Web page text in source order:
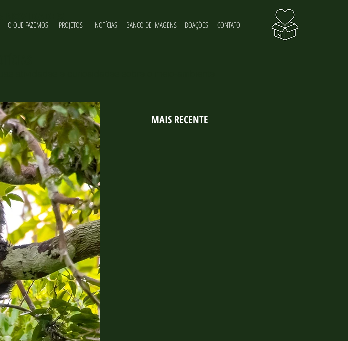
MAIS RECENTE
O QUE FAZEMOS PROJETOS NOTÍCIAS BANCO DE IMAGENS DOAÇÕES CONTATO